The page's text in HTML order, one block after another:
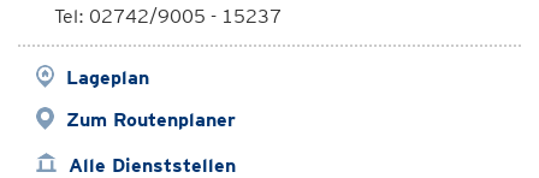
Tel: 02742/9005 - 15237
Lageplan
Zum Routenplaner
Alle Dienststellen